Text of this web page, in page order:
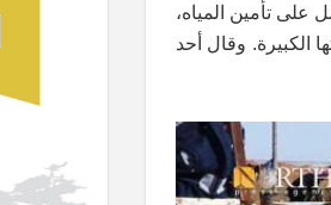
تأمين المياه،
فضلاً عن كلفتها الكبيرة. وقال أحد